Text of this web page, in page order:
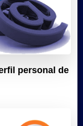
personal de